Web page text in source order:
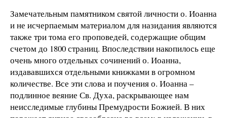
Замечательным памятником святой личности о. Иоанна
и не исчерпаемым материалом для назидания являются
также три тома его проповедей, содержащие общим
счетом до 1800 страниц. Впоследствии накопилось еще
очень много отдельных сочинений о. Иоанна,
издававшихся отдельными книжками в огромном
количестве. Все эти слова и поучения о. Иоанна –
подлинное веяние Св. Духа, раскрывающее нам
неисследимые глубины Премудрости Божией. В них